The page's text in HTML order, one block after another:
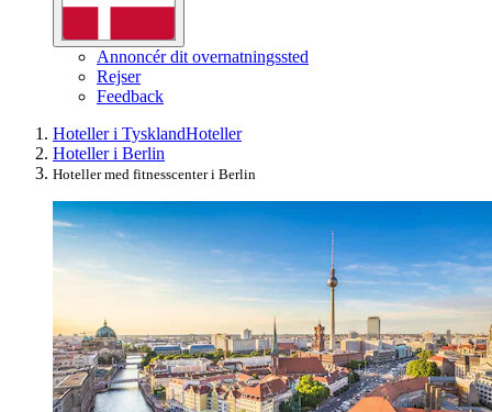
Annoncér dit overnatningssted
Rejser
Feedback
Hoteller i TysklandHoteller
Hoteller i Berlin
Hoteller med fitnesscenter i Berlin